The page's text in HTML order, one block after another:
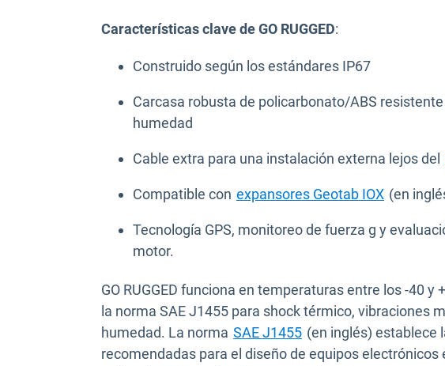
Características clave de GO RUGGED:
Construido según los estándares IP67
Carcasa robusta de policarbonato/ABS
humedad
Cable extra para una instalación externa lejos del
Compatible con expansores Geotab IOX (en
Tecnología GPS, monitoreo de fuerza g y
motor.
GO RUGGED funciona en temperaturas entre los -40 y
la norma SAE J1455 para shock térmico, vibraciones
humedad. La norma SAE J1455Abrir en una nueva
(en inglés) establece
recomendadas para el diseño de equipos electrónicos